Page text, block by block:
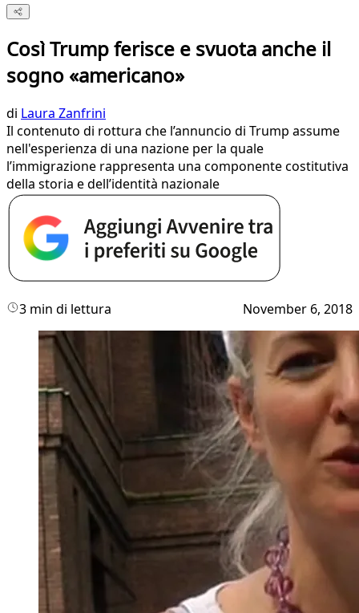
Così Trump ferisce e svuota anche il
sogno «americano»
di Laura Zanfrini
Il contenuto di rottura che l’annuncio di Trump assume
nell'esperienza di una nazione per la quale
l’immigrazione rappresenta una componente costitutiva
della storia e dell’identità nazionale
3 min di lettura November 6, 2018